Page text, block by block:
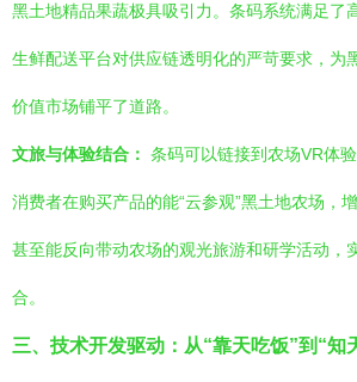
黑土地精品果蔬极具吸引力。条码系统满足了
生鲜配送平台对供应链透明化的严苛要求，为
价值市场铺平了道路。
文旅与体验结合： 条码可以链接到农场VR体
消费者在购买产品的能“云参观”黑土地农场，
甚至能反向带动农场的观光旅游和研学活动，
合。
三、技术开发驱动：从“靠天吃饭”到“知